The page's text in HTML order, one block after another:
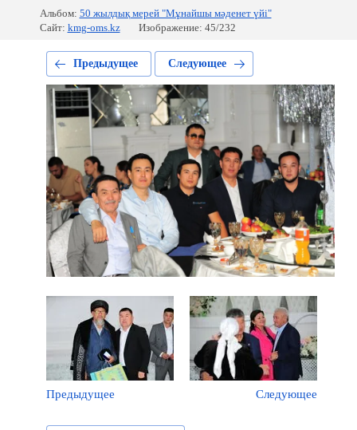
Альбом: 50 жылдық мерей "Мұнайшы мәденет үйі"
Сайт: kmg-oms.kz Изображение: 45/232
Предыдущее Следующее
Предыдущее Следующее